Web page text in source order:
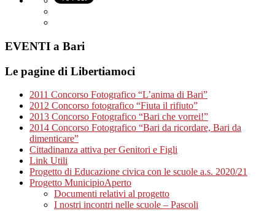
EVENTI a Bari
Le pagine di Libertiamoci
2011 Concorso Fotografico “L’anima di Bari”
2012 Concorso fotografico “Fiuta il rifiuto”
2013 Concorso Fotografico “Bari che vorrei!”
2014 Concorso Fotografico “Bari da ricordare, Bari da
dimenticare”
Cittadinanza attiva per Genitori e Figli
Link Utili
Progetto di Educazione civica con le scuole a.s. 2020/21
Progetto MunicipioAperto
Documenti relativi al progetto
I nostri incontri nelle scuole – Pascoli